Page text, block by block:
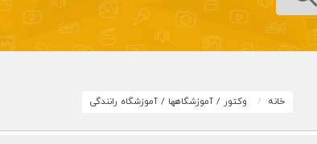
خانه وکتور / آموزشگاهها / آموزشگاه رانندگی